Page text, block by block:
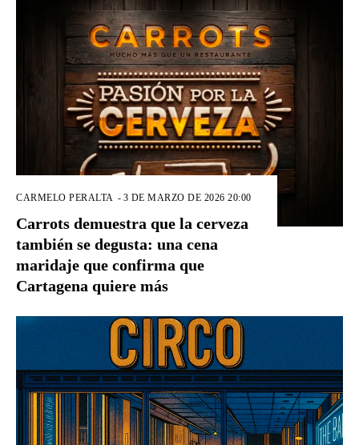
CARMELO PERALTA - 3 DE MARZO DE 2026 20:00
Carrots demuestra que la cerveza
también se degusta: una cena
maridaje que confirma que
Cartagena quiere más